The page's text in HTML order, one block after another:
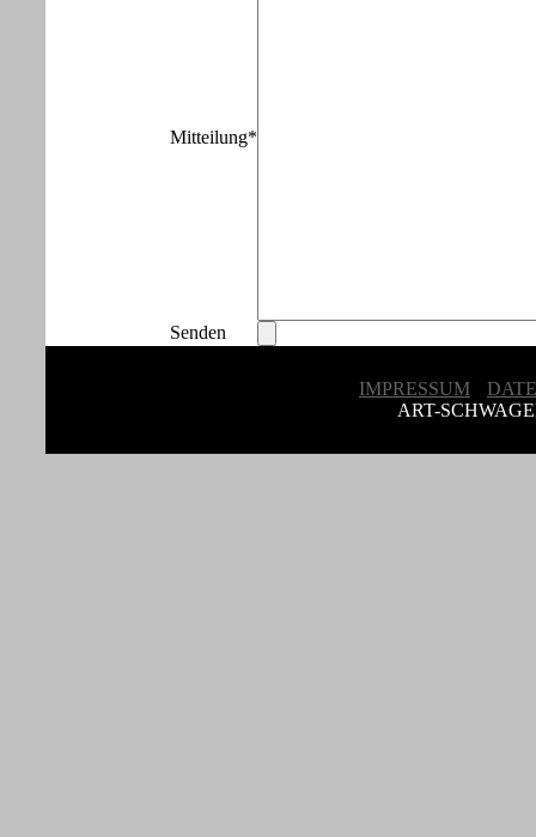
Mitteilung*
Senden
IMPRESSUM
ART-